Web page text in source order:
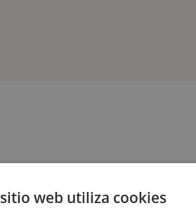
BUSCAS?
sitio web utiliza cookies